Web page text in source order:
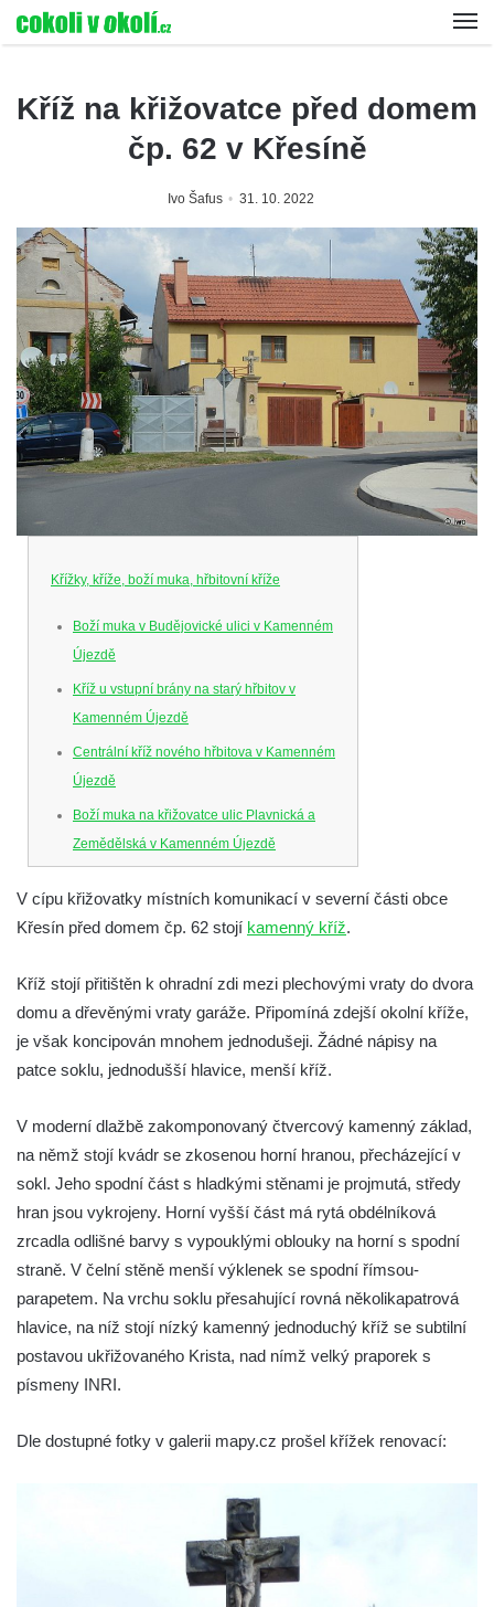
Kříž na křižovatce před domem
čp. 62 v Křesíně
Ivo Šafus 31. 10. 2022
Křížky, kříže, boží muka, hřbitovní kříže
Boží muka v Budějovické ulici v Kamenném
Újezdě
Kříž u vstupní brány na starý hřbitov v
Kamenném Újezdě
Centrální kříž nového hřbitova v Kamenném
Újezdě
Boží muka na křižovatce ulic Plavnická a
Zemědělská v Kamenném Újezdě
v Kamenném Újezdě
Kříž na křižovatce ulic 5. května a Dělnická
Kříž v Dělnické ulici v Kamenném Újezdě
Boží muka na křižovatce ulic Latrán a K
Malší ve Velešíně
Kříž u kostela svatého Václava ve Velešíně
Kříž u brány na hřbitov ve Velešíně
Kříž na zahradě domu čp. 127 v Římově
Kříž u fary v Římově
Kříž u lípy Jana Gurreho v Římově
Boží muka u hřbitova v Římově
Centrální kříž hřbitova v Římově
Kříž na návsi v Plavu
Kříž u Obrázku severovýchodně od
Kříž na rozcestí u domu čp. 283 v Dolním
V cípu křižovatky místních komunikací v severní části obce
Křesín před domem čp. 62 stojí kamenný kříž.
Kříž stojí přitištěn k ohradní zdi mezi plechovými vraty do dvora
domu a dřevěnými vraty garáže. Připomíná zdejší okolní kříže,
je však koncipován mnohem jednodušeji. Žádné nápisy na
patce soklu, jednodušší hlavice, menší kříž.
V moderní dlažbě zakomponovaný čtvercový kamenný základ,
na němž stojí kvádr se zkosenou horní hranou, přecházející v
sokl. Jeho spodní část s hladkými stěnami je projmutá, středy
hran jsou vykrojeny. Horní vyšší část má rytá obdélníková
zrcadla odlišné barvy s vypouklými oblouky na horní s spodní
straně. V čelní stěně menší výklenek se spodní římsou-
parapetem. Na vrchu soklu přesahující rovná několikapatrová
hlavice, na níž stojí nízký kamenný jednoduchý kříž se subtilní
postavou ukřižovaného Krista, nad nímž velký praporek s
písmeny INRI.
Dle dostupné fotky v galerii mapy.cz prošel křížek renovací: